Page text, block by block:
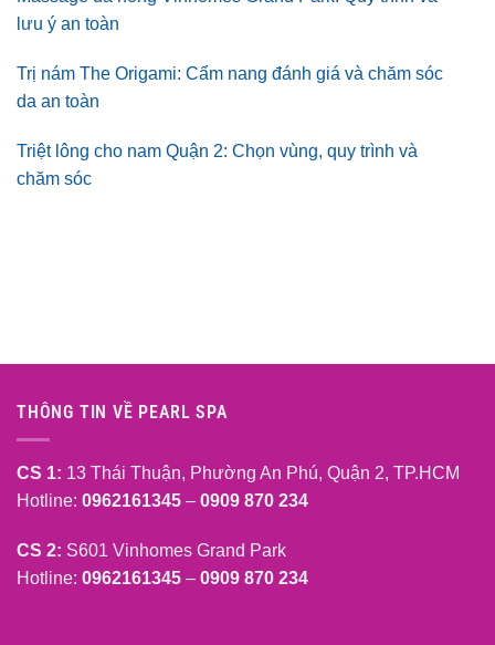
lưu ý an toàn
Trị nám The Origami: Cẩm nang đánh giá và chăm sóc
da an toàn
Triệt lông cho nam Quận 2: Chọn vùng, quy trình và
chăm sóc
THÔNG TIN VỀ PEARL SPA
CS 1: 13 Thái Thuận, Phường An Phú, Quận 2, TP.HCM
Hotline: 0962161345 – 0909 870 234
CS 2: S601 Vinhomes Grand Park
Hotline: 0962161345 – 0909 870 234